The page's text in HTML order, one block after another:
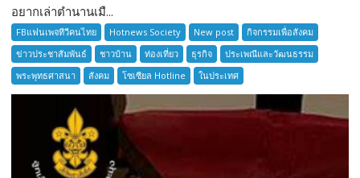
เล่า
ตำนาน
เมือง
โบราณ
สมุทรปราการ
อยากเล่าตำนานเมื...
FBแฟนเพจทีวีคนไทย Hotnews Society New post
กิจกรรมเพื่อสังคม
ข่าวประชาสัมพันธ์
ชาวบ้าน ท่องเที่ยว ธุรกิจ
ประเพณีและวัฒนธรรม
พระพุทธศาสนา
สังคม โซเซียล Hotline ในประเทศ